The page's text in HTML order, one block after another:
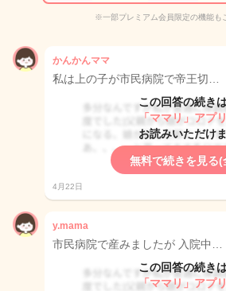
※一部プレミアム会員限定の機能も
かんかんママ
私は上の子が市民病院で帝王切…
この回答の続き
「ママリ」アプリ
お読みいただけ
無料で続きを見る(
4月22日
y.mama
市民病院で産みましたが 入院中…
この回答の続き
「ママリ」アプリ